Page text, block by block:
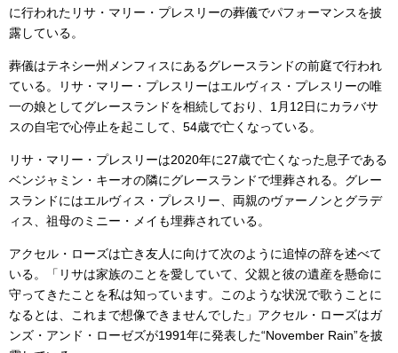
に行われたリサ・マリー・プレスリーの葬儀でパフォーマンスを披
露している。
葬儀はテネシー州メンフィスにあるグレースランドの前庭で行われ
ている。リサ・マリー・プレスリーはエルヴィス・プレスリーの唯
一の娘としてグレースランドを相続しており、1月12日にカラバサ
スの自宅で心停止を起こして、54歳で亡くなっている。
リサ・マリー・プレスリーは2020年に27歳で亡くなった息子である
ベンジャミン・キーオの隣にグレースランドで埋葬される。グレー
スランドにはエルヴィス・プレスリー、両親のヴァーノンとグラデ
ィス、祖母のミニー・メイも埋葬されている。
アクセル・ローズは亡き友人に向けて次のように追悼の辞を述べて
いる。「リサは家族のことを愛していて、父親と彼の遺産を懸命に
守ってきたことを私は知っています。このような状況で歌うことに
なるとは、これまで想像できませんでした」アクセル・ローズはガ
ンズ・アンド・ローゼズが1991年に発表した“November Rain”を披